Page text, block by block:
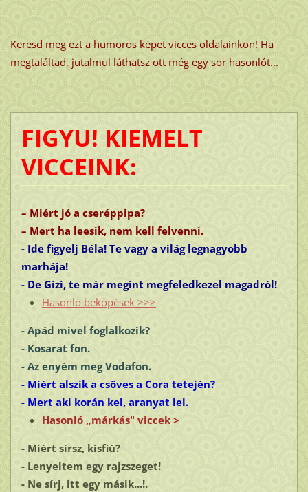
Keresd meg ezt a humoros képet vicces oldalainkon! Ha
megtaláltad, jutalmul láthatsz ott még egy sor hasonlót...
FIGYU! KIEMELT
VICCEINK:
– Miért jó a cseréppipa?
– Mert ha leesik, nem kell felvenni.
- Ide figyelj Béla! Te vagy a világ legnagyobb
marhája!
- De Gizi, te már megint megfeledkezel magadról!
Hasonló beköpések >>>
- Apád mivel foglalkozik?
- Kosarat fon.
- Az enyém megVodafon.
- Miért alszik a csöves a Cora tetején?
- Mert aki korán kel, aranyat lel.
Hasonló „márkás" viccek >
- Miért sírsz, kisfiú?
- Lenyeltem egy rajzszeget!
- Ne sírj, itt egy másik...!.